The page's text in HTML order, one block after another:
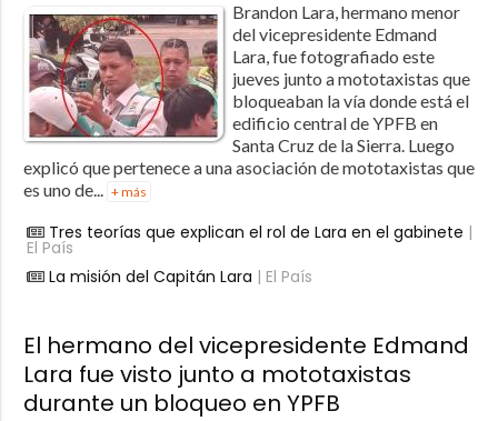
Brandon Lara, hermano menor
del vicepresidente Edmand
Lara, fue fotografiado este
jueves junto a mototaxistas que
bloqueaban la vía donde está el
edificio central de YPFB en
Santa Cruz de la Sierra. Luego
explicó que pertenece a una asociación de mototaxistas que
es uno de... + más
Tres teorías que explican el rol de Lara en el gabinete |
El País
La misión del Capitán Lara | El País
El hermano del vicepresidente Edmand
Lara fue visto junto a mototaxistas
durante un bloqueo en YPFB